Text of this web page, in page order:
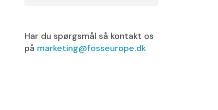
Har du spørgsmål så kontakt os
på marketing@fosseurope.dk